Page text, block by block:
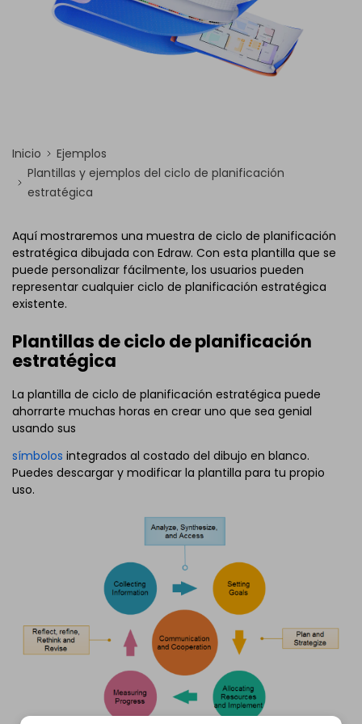
Inicio
Ejemplos
Plantillas y ejemplos del ciclo de planificación
estratégica
Aquí mostraremos una muestra de ciclo de planificación
estratégica dibujada con Edraw. Con esta plantilla que se
puede personalizar fácilmente, los usuarios pueden
representar cualquier ciclo de planificación estratégica
existente.
Plantillas de ciclo de planificación
estratégica
La plantilla de ciclo de planificación estratégica puede
ahorrarte muchas horas en crear uno que sea genial
usando sus
símbolos integrados al costado del dibujo en blanco.
Puedes descargar y modificar la plantilla para tu propio
uso.